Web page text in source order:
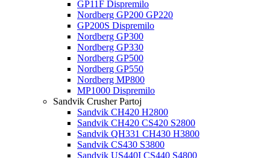
GP11F Dispremilo
Nordberg GP200 GP220
GP200S Dispremilo
Nordberg GP300
Nordberg GP330
Nordberg GP500
Nordberg GP550
Nordberg MP800
MP1000 Dispremilo
Sandvik Crusher Partoj
Sandvik CH420 H2800
Sandvik CH420 CS420 S2800
Sandvik QH331 CH430 H3800
Sandvik CS430 S3800
Sandvik US440I CS440 S4800